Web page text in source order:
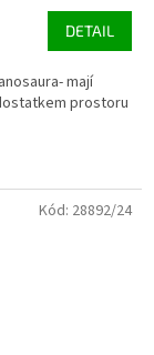
DETAIL
mají
prostoru
Kód: 28892/24